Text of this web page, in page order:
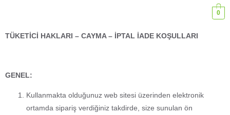
0
TÜKETİCİ HAKLARI – CAYMA – İPTAL İADE KOŞULLARI
GENEL:
Kullanmakta olduğunuz web sitesi üzerinden elektronik
ortamda sipariş verdiğiniz takdirde, size sunulan ön